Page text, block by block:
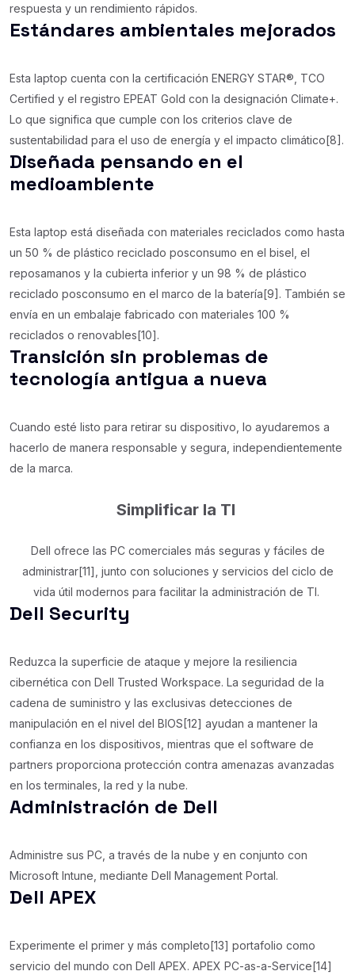
respuesta y un rendimiento rápidos.
Estándares ambientales mejorados
Esta laptop cuenta con la certificación ENERGY STAR®, TCO
Certified y el registro EPEAT Gold con la designación Climate+.
Lo que significa que cumple con los criterios clave de
sustentabilidad para el uso de energía y el impacto climático[8].
Diseñada pensando en el
medioambiente
Esta laptop está diseñada con materiales reciclados como hasta
un 50 % de plástico reciclado posconsumo en el bisel, el
reposamanos y la cubierta inferior y un 98 % de plástico
reciclado posconsumo en el marco de la batería[9]. También se
envía en un embalaje fabricado con materiales 100 %
reciclados o renovables[10].
Transición sin problemas de
tecnología antigua a nueva
Cuando esté listo para retirar su dispositivo, lo ayudaremos a
hacerlo de manera responsable y segura, independientemente
de la marca.
Simplificar la TI
Dell ofrece las PC comerciales más seguras y fáciles de
administrar[11], junto con soluciones y servicios del ciclo de
vida útil modernos para facilitar la administración de TI.
Dell Security
Reduzca la superficie de ataque y mejore la resiliencia
cibernética con Dell Trusted Workspace. La seguridad de la
cadena de suministro y las exclusivas detecciones de
manipulación en el nivel del BIOS[12] ayudan a mantener la
confianza en los dispositivos, mientras que el software de
partners proporciona protección contra amenazas avanzadas
en los terminales, la red y la nube.
Administración de Dell
Administre sus PC, a través de la nube y en conjunto con
Microsoft Intune, mediante Dell Management Portal.
Dell APEX
Experimente el primer y más completo[13] portafolio como
servicio del mundo con Dell APEX. APEX PC-as-a-Service[14]